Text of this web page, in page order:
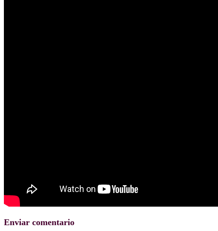
Enviar comentario